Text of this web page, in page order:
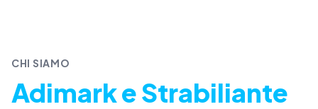
CHI SIAMO
Adimark e Strabiliante